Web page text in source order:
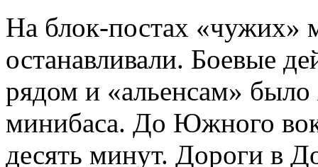
На блок-постах «чужих»
останавливали. Боевые
рядом и «альенсам» было
минибаса. До Южного
десять минут. Дороги в